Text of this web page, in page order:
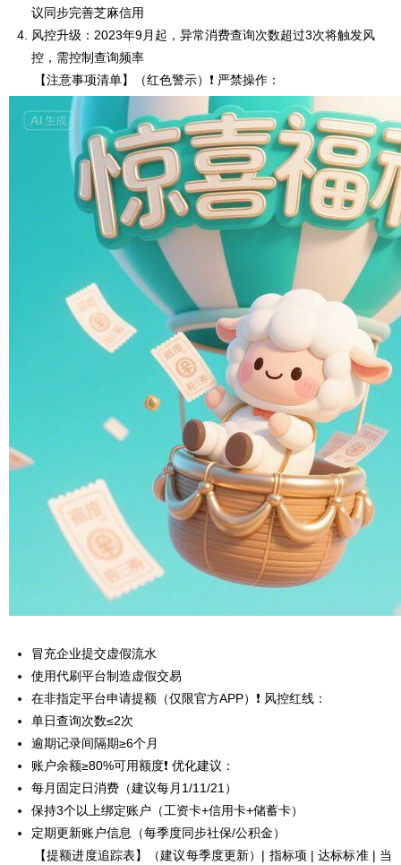
议同步完善芝麻信用
风控升级：2023年9月起，异常消费查询次数超过3次将触发风
控，需控制查询频率
【注意事项清单】（红色警示）❗ 严禁操作：
冒充企业提交虚假流水
使用代刷平台制造虚假交易
在非指定平台申请提额（仅限官方APP）❗ 风控红线：
单日查询次数≤2次
逾期记录间隔期≥6个月
账户余额≥80%可用额度❗ 优化建议：
每月固定日消费（建议每月1/11/21）
保持3个以上绑定账户（工资卡+信用卡+储蓄卡）
定期更新账户信息（每季度同步社保/公积金）
【提额进度追踪表】（建议每季度更新）| 指标项 | 达标标准 | 当